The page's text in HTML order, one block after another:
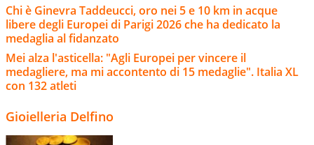
Chi è Ginevra Taddeucci, oro nei 5 e 10 km in acque
libere degli Europei di Parigi 2026 che ha dedicato la
medaglia al fidanzato
Mei alza l'asticella: "Agli Europei per vincere il
medagliere, ma mi accontento di 15 medaglie". Italia XL
con 132 atleti
Gioielleria Delfino